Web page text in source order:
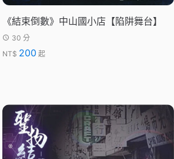
《結束倒數》中山國小店【陷阱舞台】
30 分
NT$ 200 起